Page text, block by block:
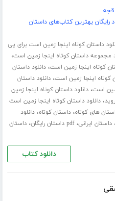
رایگان بهترین کتاب‌های داستان
داستان کوتاه اینجا زمین است برای پی
مجموعه داستان کوتاه اینجا زمین است،
کوتاه اینجا زمین است،دانلود داستان
کوتاه اینجا زمین است،دانلود داستان
است،دانلود داستان کوتاه اینجا زمین
،دانلود داستان کوتاه اینجا زمین است
های کوتاه،داستان کوتاه،دانلود
،داستان ایرانی،pdf داستان رایگان ،داستان
دانلود کتاب